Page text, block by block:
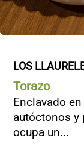
LOS
Torazo
Enclavado
autóctonos y
ocupa un...